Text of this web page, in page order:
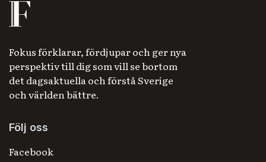
Fokus förklarar, fördjupar och ger nya
perspektiv till dig som vill se bortom
det dagsaktuella och förstå Sverige
och världen bättre.
Följ oss
Facebook